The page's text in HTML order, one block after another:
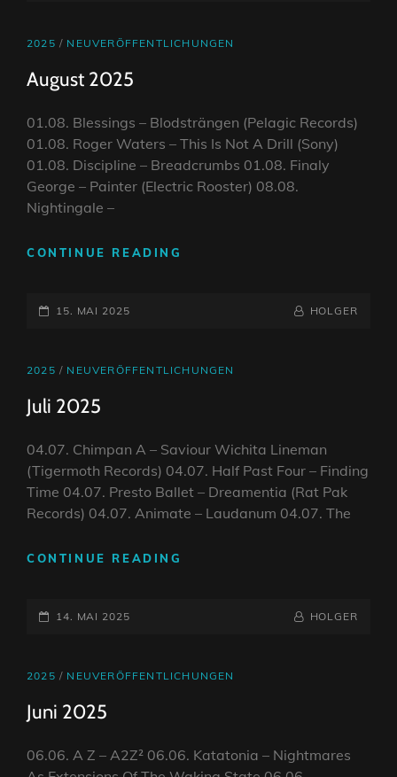
CAT
2025 / NEUVERÖFFENTLICHUNGEN
August 2025
01.08. Blessings – Blodsträngen (Pelagic Records)
01.08. Roger Waters – This Is Not A Drill (Sony)
01.08. Discipline – Breadcrumbs 01.08. Finaly
George – Painter (Electric Rooster) 08.08.
Nightingale –
CONTINUE READING
POSTED-
15. MAI 2025
BY
BYLINE
HOLGER
CAT
2025 / NEUVERÖFFENTLICHUNGEN
Juli 2025
04.07. Chimpan A – Saviour Wichita Lineman
(Tigermoth Records) 04.07. Half Past Four – Finding
Time 04.07. Presto Ballet – Dreamentia (Rat Pak
Records) 04.07. Animate – Laudanum 04.07. The
CONTINUE READING
POSTED-
14. MAI 2025
BY
BYLINE
HOLGER
CAT
2025 / NEUVERÖFFENTLICHUNGEN
Juni 2025
06.06. A Z – A2Z² 06.06. Katatonia – Nightmares